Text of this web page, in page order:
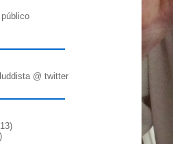
luddista @ twitter